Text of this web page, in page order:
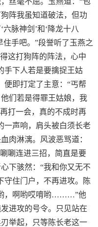
阵我虽知道破法，但功
脉神剑’和‘降龙十八
手吧。”段誉听了玉燕之
这打狗阵的阵法，心中
手下人若是要擒捉王姑
便即打定了主意：“丐帮
们若是得罪王姑娘，我
打一会，真的不成时再
一声响，肩头被白须长老
肉淋漓。风波恶骂道：
唰连进三招，简直是要
下骇然：“我和你又无不
守住门户，不再进攻。陈
，啊哟哎唷哟………”他
进攻的号令。只见站在
举起，只等陈长老这一